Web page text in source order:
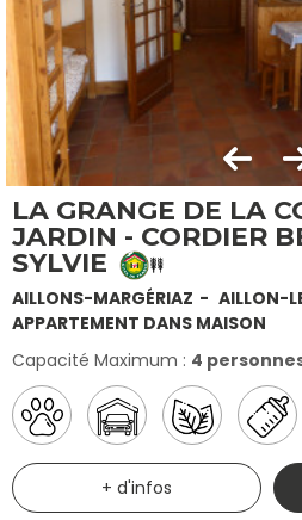
LA GRANGE DE LA
JARDIN - CORDIER
SYLVIE
AILLONS-MARGÉRIAZ
AILLON-
APPARTEMENT DANS MAISON
Capacité Maximum : 4
+ d'infos